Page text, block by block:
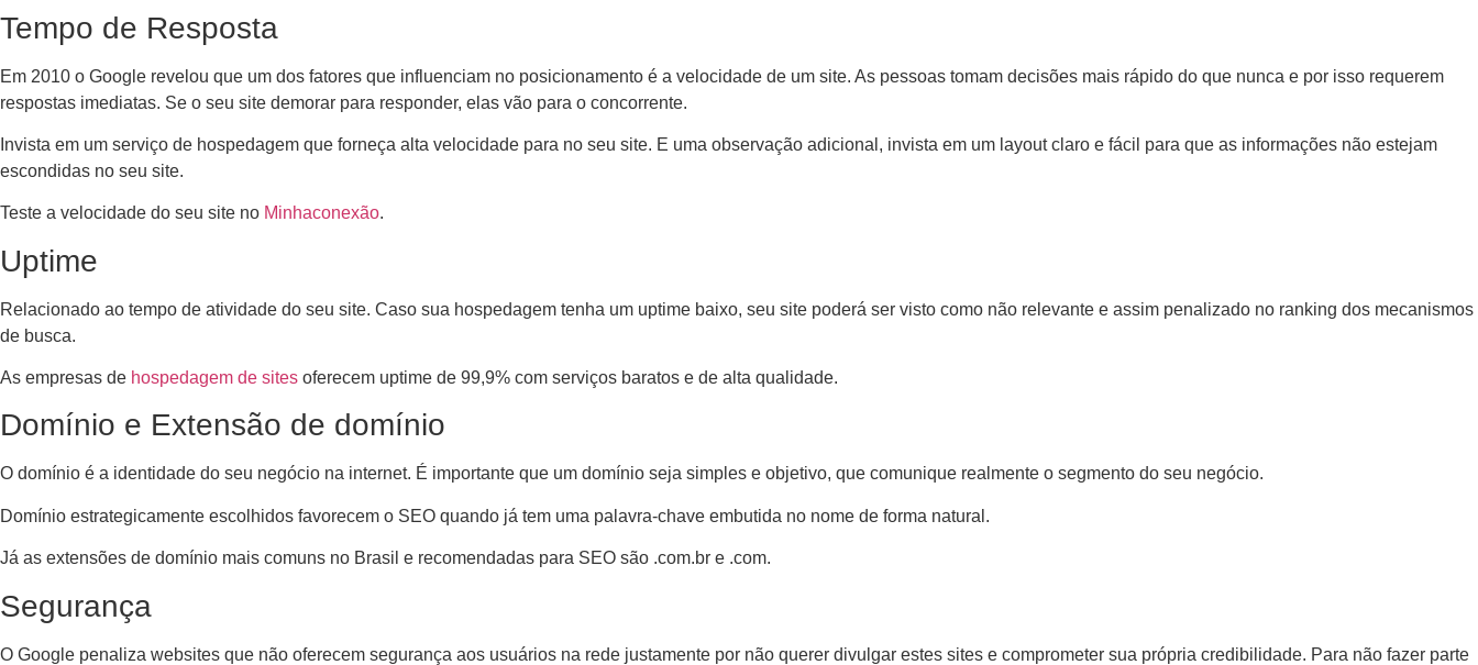
Tempo de Resposta
Em 2010 o Google revelou que um dos fatores que influenciam no posicionamento é a velocidade de um site. As pessoas tomam decisões mais rápido do que nunca e por isso requerem
respostas imediatas. Se o seu site demorar para responder, elas vão para o concorrente.
Invista em um serviço de hospedagem que forneça alta velocidade para no seu site. E uma observação adicional, invista em um layout claro e fácil para que as informações não estejam
escondidas no seu site.
Teste a velocidade do seu site no Minhaconexão.
Uptime
Relacionado ao tempo de atividade do seu site. Caso sua hospedagem tenha um uptime baixo, seu site poderá ser visto como não relevante e assim penalizado no ranking dos mecanismos
de busca.
As empresas de hospedagem de sites oferecem uptime de 99,9% com serviços baratos e de alta qualidade.
Domínio e Extensão de domínio
O domínio é a identidade do seu negócio na internet. É importante que um domínio seja simples e objetivo, que comunique realmente o segmento do seu negócio.
Domínio estrategicamente escolhidos favorecem o SEO quando já tem uma palavra-chave embutida no nome de forma natural.
Já as extensões de domínio mais comuns no Brasil e recomendadas para SEO são .com.br e .com.
Segurança
O Google penaliza websites que não oferecem segurança aos usuários na rede justamente por não querer divulgar estes sites e comprometer sua própria credibilidade. Para não fazer parte